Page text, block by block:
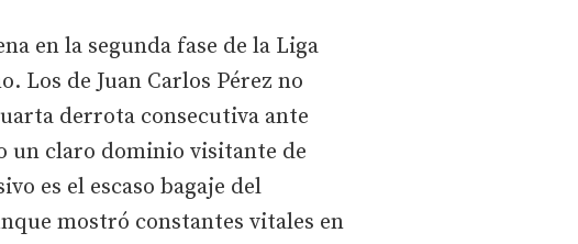
en la segunda fase de la Liga
Los de Juan Carlos Pérez no
derrota consecutiva ante
un claro dominio visitante de
es el escaso bagaje del
mostró constantes vitales en